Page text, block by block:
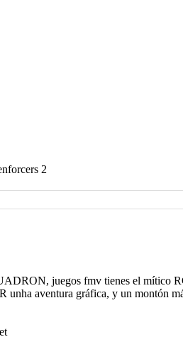
2
juegos fmv tienes el mítico
aventura gráfica, y un